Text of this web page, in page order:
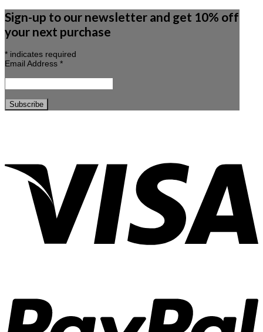
Sign-up to our newsletter and get 10% off
your next purchase
* indicates required
Email Address *